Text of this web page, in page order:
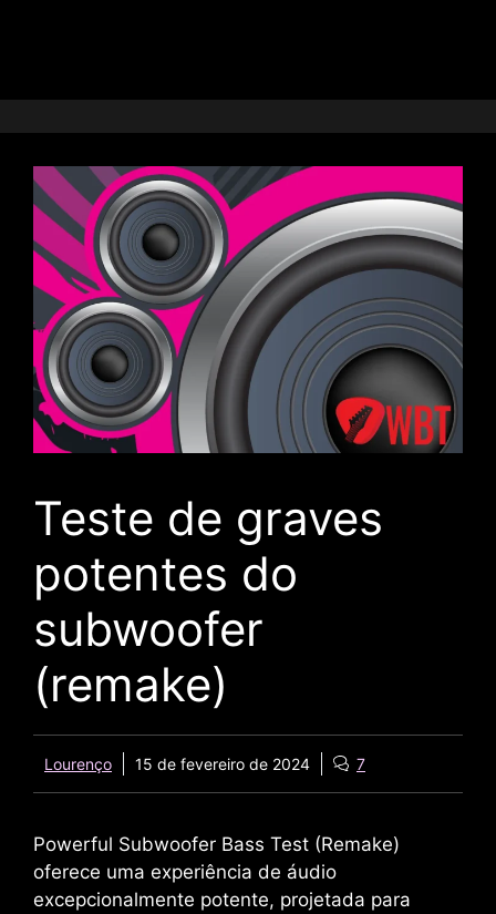
Teste de graves
potentes do
subwoofer
(remake)
Lourenço 15 de fevereiro de 2024 7
Powerful Subwoofer Bass Test (Remake)
oferece uma experiência de áudio
excepcionalmente potente, projetada para